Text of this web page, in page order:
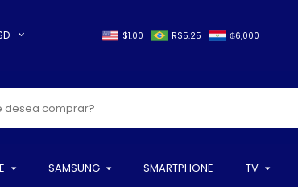
$1.00 ₲6,000
R$5.25
SAMSUNG SMARTPHONE TV